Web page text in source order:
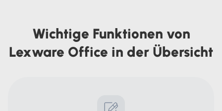
Wichtige Funktionen von
Lexware Office in der Übersicht